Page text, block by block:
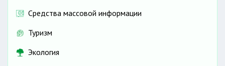
Средства массовой информации
Туризм
Экология